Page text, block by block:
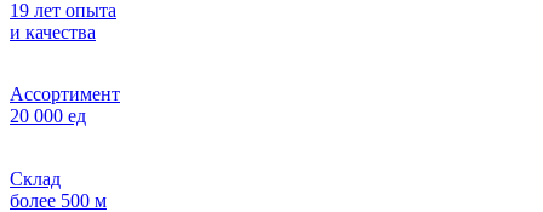
19 лет опыта
и качества
Ассортимент
20 000 ед
Склад
более 500 м